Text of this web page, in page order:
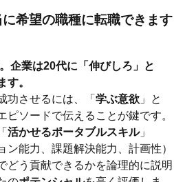
希望の職種に転職できます
企業は20代に「伸びしろ」と
す。
功させるには、「 学ぶ意欲 」と
ピソードで伝えることが鍵です。
活かせるポータブルスキル」
ン能力、課題解決能力、計画性）
どう貢献できるかを論理的に説明